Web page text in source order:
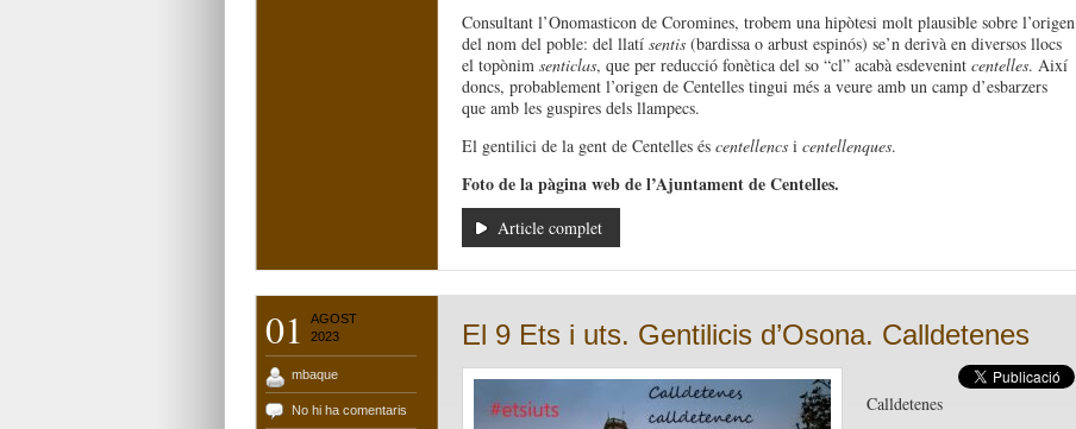
Consultant l’Onomasticon de Coromines, trobem una hipòtesi molt plausible sobre l’origen
del nom del poble: del llatí sentis(bardissa o arbust espinós) se’n derivà en diversos llocs
el topònim senticlas, que per reducció fonètica del so “cl” acabà esdevenint centelles. Així
doncs, probablement l’origen de Centelles tingui més a veure amb un camp d’esbarzers
que amb les guspires dels llampecs.
El gentilici de la gent de Centelles és centellencs i centellenques.
Foto de la pàgina web de l’Ajuntament de Centelles.
Article complet
01
AGOST
2023
mbaque
No hi ha comentaris
El 9 Ets i uts. Gentilicis d’Osona. Calldetenes
Calldetenes